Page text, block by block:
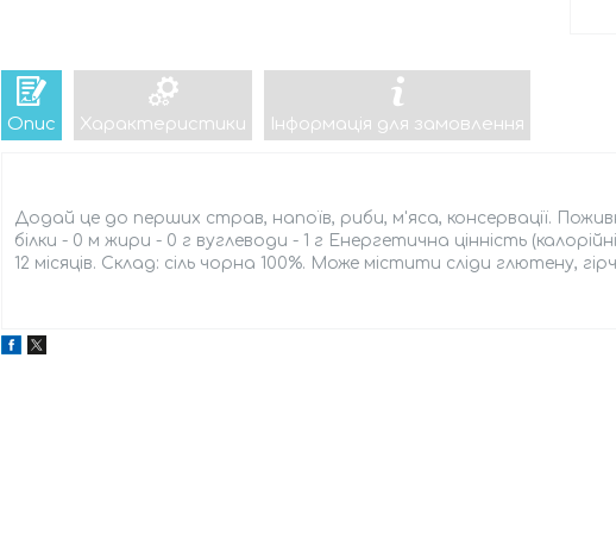
Опис Характеристики Інформація для замовлення
Додай це до перших страв, напоїв, риби, м'яса, консервації.
білки - 0 м жири - 0 г вуглеводи - 1 г Енергетична цінність
12 місяців. Склад: сіль чорна 100%. Може містити сліди глютену,